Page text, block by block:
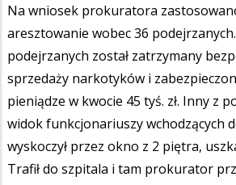
Na wniosek prokuratora
aresztowanie wobec 36 podejrzanych.
podejrzanych został zatrzymany
sprzedaży narkotyków i
pieniądze w kwocie 45 tyś. zł. Inny z
widok funkcjonariuszy wchodzących
wyskoczył przez okno z 2 piętra,
Trafił do szpitala i tam prokurator